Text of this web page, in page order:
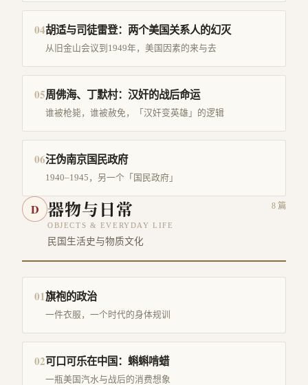
04胡适与司徒雷登：两个美国关系人的幻灭
从旧金山会议到1949年，美国因素的来与去
05周佛海、丁默村：汉奸的战后命运
谁被枪毙，谁被赦免，「汉奸变英雄」的逻辑
06汪伪南京国民政府
1940–1945，另一个「国民政府」
D 器物与日常
OBJECTS & EVERYDAY LIFE
民国生活史与物质文化
8 篇
01旗袍的政治
一件衣服，一个时代的身体规训
02可口可乐在中国：蝌蝌啃蜡
一瓶美国汽水与战后的消费想象